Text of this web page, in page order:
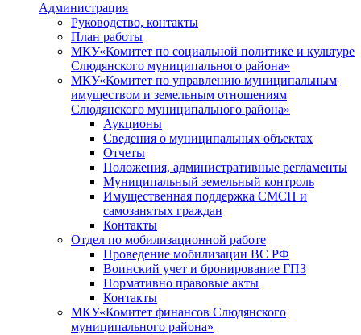
Администрация
Руководство, контакты
План работы
МКУ«Комитет по социальной политике и культуре
Слюдянского муниципального района»
МКУ«Комитет по управлению муниципальным
имуществом и земельным отношениям
Слюдянского муниципального района»
Аукционы
Сведения о муниципальных объектах
Отчеты
Положения, административные регламенты
Муниципальный земельный контроль
Имущественная поддержка СМСП и
самозанятых граждан
Контакты
Отдел по мобилизационной работе
Проведение мобилизации ВС РФ
Воинский учет и бронирование ГПЗ
Нормативно правовые акты
Контакты
МКУ«Комитет финансов Слюдянского
муниципального района»